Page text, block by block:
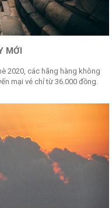
MỚI
2020, các hãng hàng không
mại vé chỉ từ 36.000 đồng.